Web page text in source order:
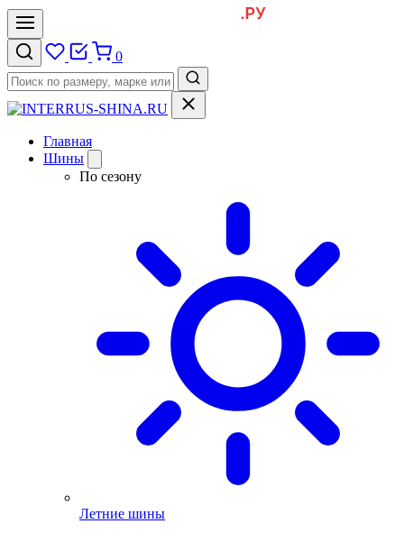
0
Главная
Шины
По сезону
Летние шины